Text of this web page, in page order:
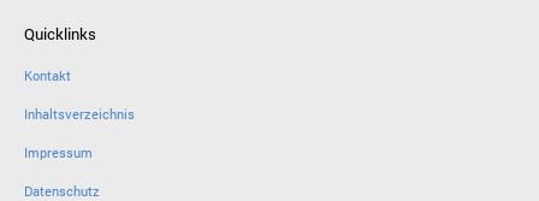
Quicklinks
Kontakt
Inhaltsverzeichnis
Impressum
Datenschutz